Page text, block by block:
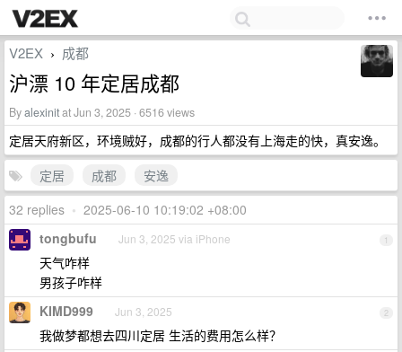
V2EX › 成都
沪漂 10 年定居成都
Byalexinitat Jun 3, 2025 · 6516 views
定居天府新区，环境贼好，成都的行人都没有上海走的快，真安逸。
定居
成都
安逸
32 replies • 2025-06-10 10:19:02 +08:00
1
tongbufu Jun 3, 2025 via iPhone
天气咋样
男孩子咋样
2
KIMD999 Jun 3, 2025
我做梦都想去四川定居 生活的费用怎么样？